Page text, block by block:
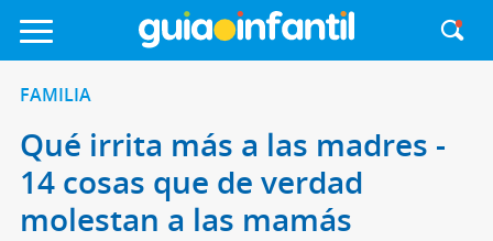
FAMILIA
Qué irrita más a las madres -
14 cosas que de verdad
molestan a las mamás